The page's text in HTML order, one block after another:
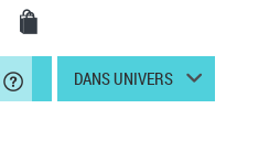
DANS UNIVERS